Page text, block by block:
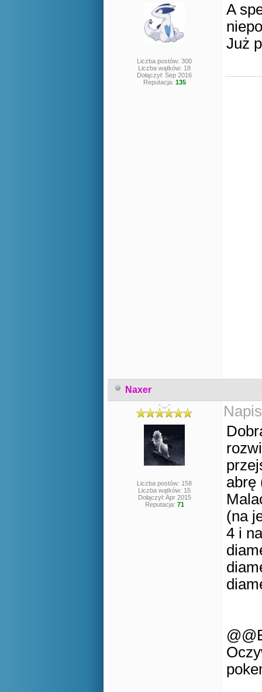
Liczba postów: 300
Liczba wątków: 18
Dołączył: Sep 2016
Reputacja: 135
A
Już
Naxer
-._.-
Liczba postów: 158
Liczba wątków: 15
Dołączył: Apr 2015
Reputacja: 71
abrę
(na
4 i